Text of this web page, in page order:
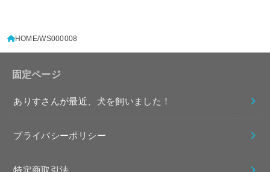
HOME WS000008
固定ページ
ありすさんが最近、犬を飼いました！
プライバシーポリシー